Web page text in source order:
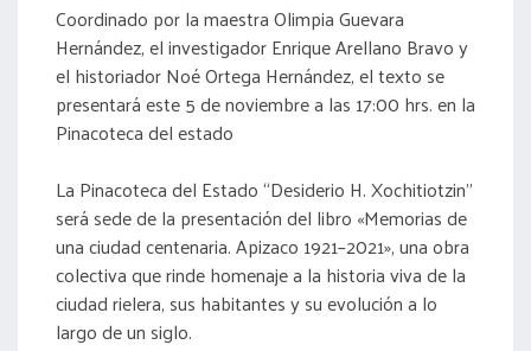
Coordinado por la maestra Olimpia Guevara
Hernández, el investigador Enrique Arellano Bravo y
el historiador Noé Ortega Hernández, el texto se
presentará este 5 de noviembre a las 17:00 hrs. en la
Pinacoteca del estado
La Pinacoteca del Estado “Desiderio H. Xochitiotzin”
será sede de la presentación del libro «Memorias de
una ciudad centenaria. Apizaco 1921–2021», una obra
colectiva que rinde homenaje a la historia viva de la
ciudad rielera, sus habitantes y su evolución a lo
largo de un siglo.